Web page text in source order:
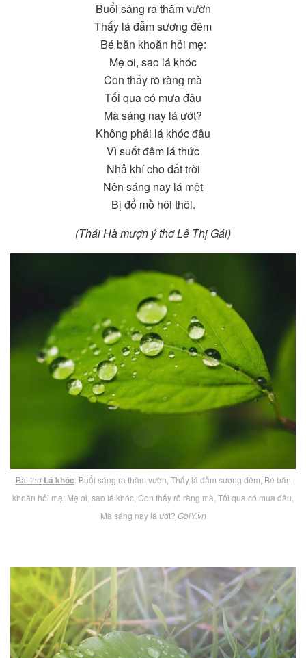
Buổi sáng ra thăm vườn
Thấy lá đẫm sương đêm
Bé băn khoăn hỏi mẹ:
Mẹ ơi, sao lá khóc
Con thấy rõ ràng mà
Tối qua có mưa đâu
Mà sáng nay lá ướt?
Không phải lá khóc đâu
Vì suốt đêm lá thức
Nhả khí cho đất trời
Nên sáng nay lá mệt
Bị đổ mồ hôi thôi.
(Thái Hà mượn ý thơ Lê Thị Gái)
Bài thơ Lá khóc: Buổi sáng ra thăm vườn, Thấy lá đẫm sương đêm, Bé băn
khoăn hỏi mẹ: Mẹ ơi, sao lá khóc, Con thấy rõ ràng mà, Tối qua có mưa đâu,
Mà sáng nay lá ướt? GoiY.vn